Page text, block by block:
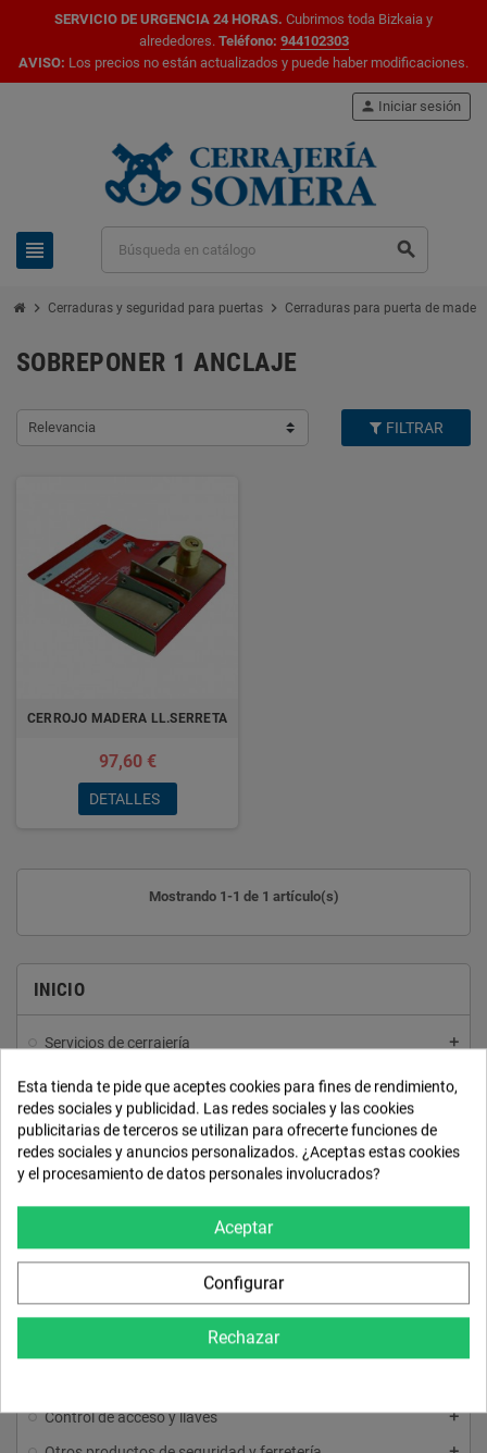
SERVICIO DE URGENCIA 24 HORAS. Cubrimos toda Bizkaia y
alrededores. Teléfono: 944102303
AVISO: Los precios no están actualizados y puede haber modificaciones.
view_headline search
person Iniciar sesión
chevron_right Cerraduras y seguridad para puertas chevron_right Cerraduras para puerta de madera
INICIO
Servicios de cerrajería
Cerraduras y seguridad para puertas
Cerraduras para puerta de cristal
Cerraduras para puerta de madera
Llave serreta
Cerraduras para puerta metálica y persianas
Cilindros y Borjas
Control de acceso y llaves
SOBREPONER 1 ANCLAJE
Relevancia FILTRAR
CERROJO MADERA LL.SERRETA
97,60 €
DETALLES
Mostrando 1-1 de 1 artículo(s)
Esta tienda te pide que aceptes cookies para fines de rendimiento,
redes sociales y publicidad. Las redes sociales y las cookies
publicitarias de terceros se utilizan para ofrecerte funciones de
redes sociales y anuncios personalizados. ¿Aceptas estas cookies
y el procesamiento de datos personales involucrados?
Aceptar
Configurar
Rechazar